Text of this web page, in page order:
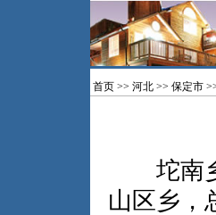
首页 >> 河北 >> 保定市
坨南乡
山区乡，